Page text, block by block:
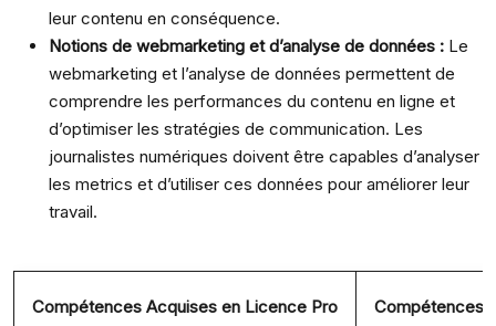
leur contenu en conséquence.
Notions de webmarketing et d’analyse de données : Le
webmarketing et l’analyse de données permettent de
comprendre les performances du contenu en ligne et
d’optimiser les stratégies de communication. Les
journalistes numériques doivent être capables d’analyser
les metrics et d’utiliser ces données pour améliorer leur
travail.
Compétences Acquises en Licence Pro Compétences